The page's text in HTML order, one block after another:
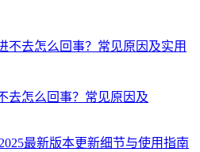
去怎么回事？常见原因及